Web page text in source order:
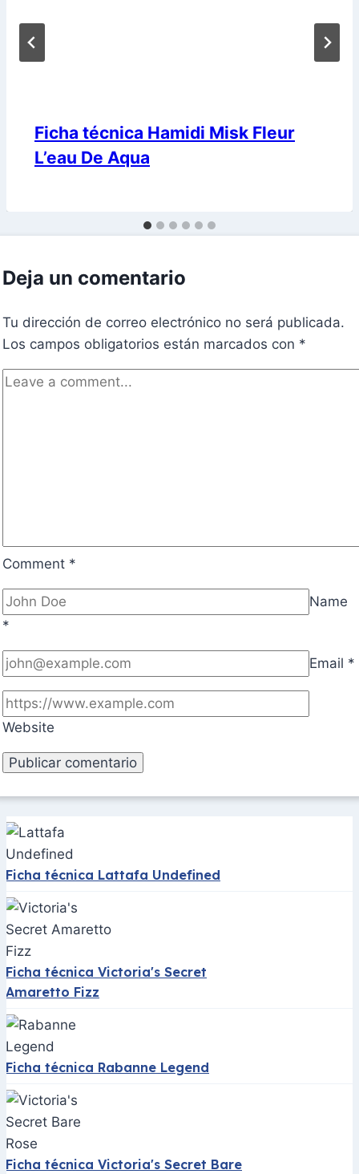
Ficha técnica Hamidi Misk Fleur
L’eau De Aqua
Deja un comentario
Tu dirección de correo electrónico no será publicada.
Los campos obligatorios están marcados con *
Comment *
Name
*
Email *
Website
Ficha técnica Lattafa Undefined
Ficha técnica Victoria's Secret
Amaretto Fizz
Ficha técnica Rabanne Legend
Ficha técnica Victoria's Secret Bare